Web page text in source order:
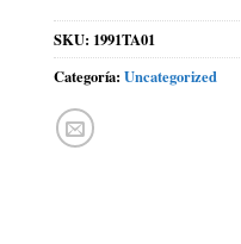
SKU: 1991TA01
Categoría: Uncategorized